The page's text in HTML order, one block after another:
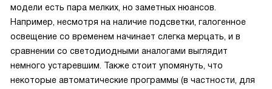
модели есть пара мелких, но заметных нюансов.
Например, несмотря на наличие подсветки, галогенное
освещение со временем начинает слегка мерцать, и в
сравнении со светодиодными аналогами выглядит
немного устаревшим. Также стоит упомянуть, что
некоторые автоматические программы (в частности, для